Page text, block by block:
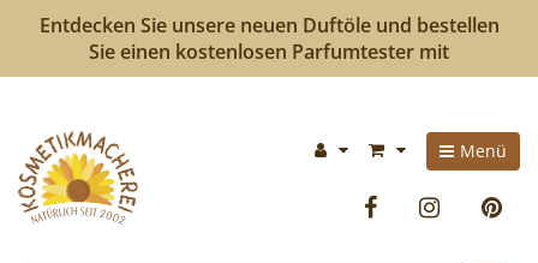
Entdecken Sie unsere neuen Duftöle und bestellen
Sie einen kostenlosen Parfumtester mit
Kosmetikmacherei
-
Im
Menü
Facebook